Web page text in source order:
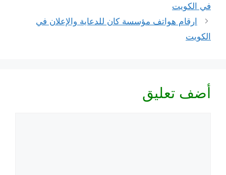
في الكويت
ارقام هواتف مؤسسة كان للدعاية والإعلان في
الكويت
أضف تعليق